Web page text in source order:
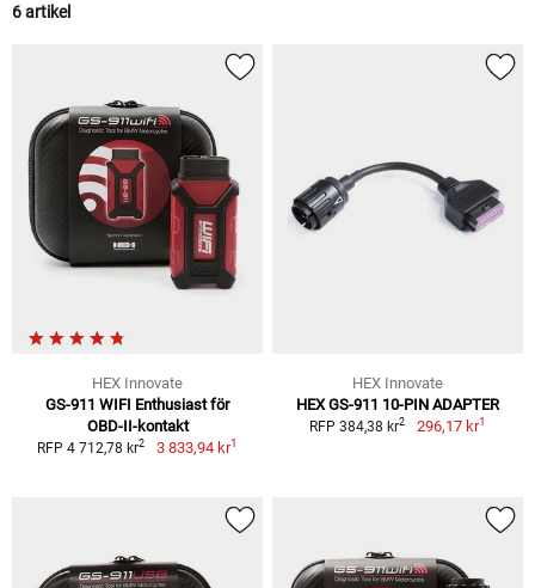
6 artikel
HEX Innovate
GS-911 WIFI Enthusiast för
OBD-II-kontakt
RFP 4 712,78 kr2 3 833,94 kr1
HEX Innovate
HEX GS-911 10-PIN ADAPTER
RFP 384,38 kr2 296,17 kr1